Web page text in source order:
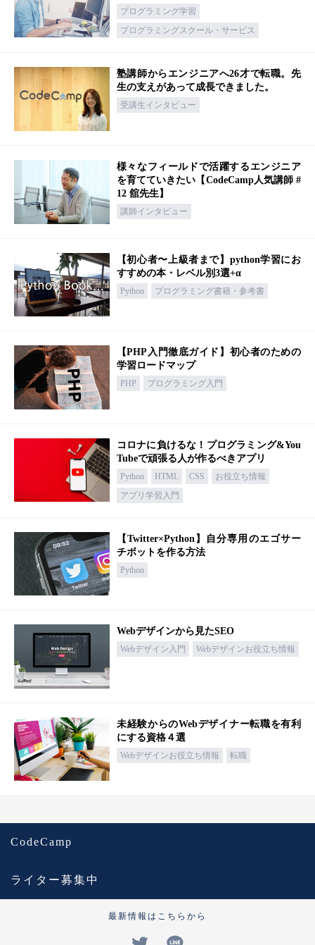
プログラミング学習
プログラミングスクール・サービス
塾講師からエンジニアへ26才で転職。先
生の支えがあって成長できました。
受講生インタビュー
様々なフィールドで活躍するエンジニア
を育てていきたい【CodeCamp人気講師 #
12 舘先生】
講師インタビュー
【初心者〜上級者まで】python学習にお
すすめの本・レベル別3選+α
Python プログラミング書籍・参考書
【PHP入門徹底ガイド】初心者のための
学習ロードマップ
PHP プログラミング入門
コロナに負けるな！プログラミング&You
Tubeで頑張る人が作るべきアプリ
Python HTML CSS
お役立ち情報
アプリ学習入門
【Twitter×Python】自分専用のエゴサー
チボットを作る方法
Python
Webデザインから見たSEO
Webデザイン入門 Webデザインお役立ち情報
未経験からのWebデザイナー転職を有利
にする資格４選
Webデザインお役立ち情報 転職
CodeCamp
ライター募集中
最新情報はこちらから